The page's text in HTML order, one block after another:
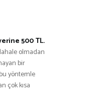
500 TL.
olmadan
bir
yöntemle
çok kısa